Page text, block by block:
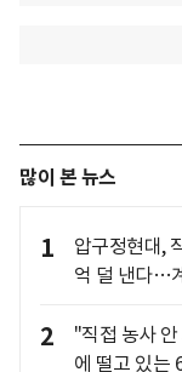
많이 본 뉴스
1
압구정현대,
억 덜 낸다…
2
"직접 농사
에 떨고 있는